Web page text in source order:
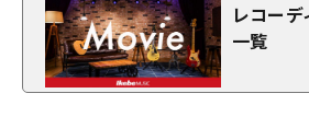
レコー
一覧